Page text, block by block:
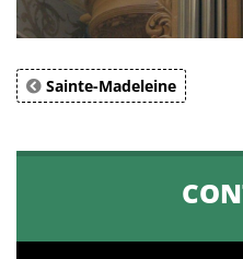
Sainte-Madeleine